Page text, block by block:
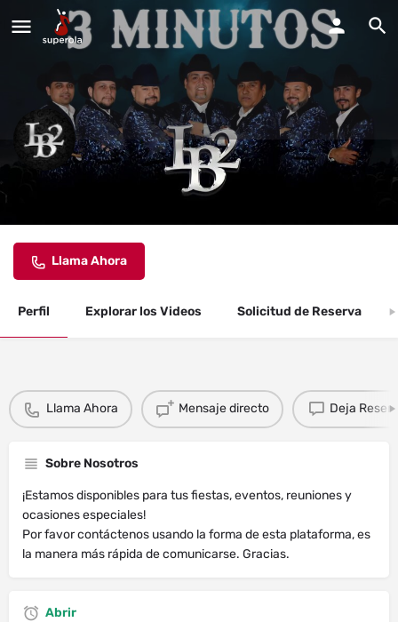
Llama Ahora
Perfil Explorar los Videos Solicitud de Reserva
Llama Ahora Mensaje directo Deja
Sobre Nosotros
¡Estamos disponibles para tus fiestas, eventos, reuniones y
ocasiones especiales!
Por favor contáctenos usando la forma de esta plataforma, es
la manera más rápida de comunicarse. Gracias.
Abrir